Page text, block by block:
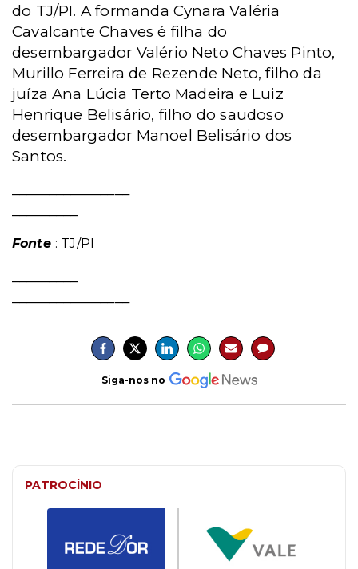
do TJ/PI. A formanda Cynara Valéria
Cavalcante Chaves é filha do
desembargador Valério Neto Chaves Pinto,
Murillo Ferreira de Rezende Neto, filho da
juíza Ana Lúcia Terto Madeira e Luiz
Henrique Belisário, filho do saudoso
desembargador Manoel Belisário dos
Santos.
Fonte : TJ/PI
Siga-nos no
PATROCÍNIO